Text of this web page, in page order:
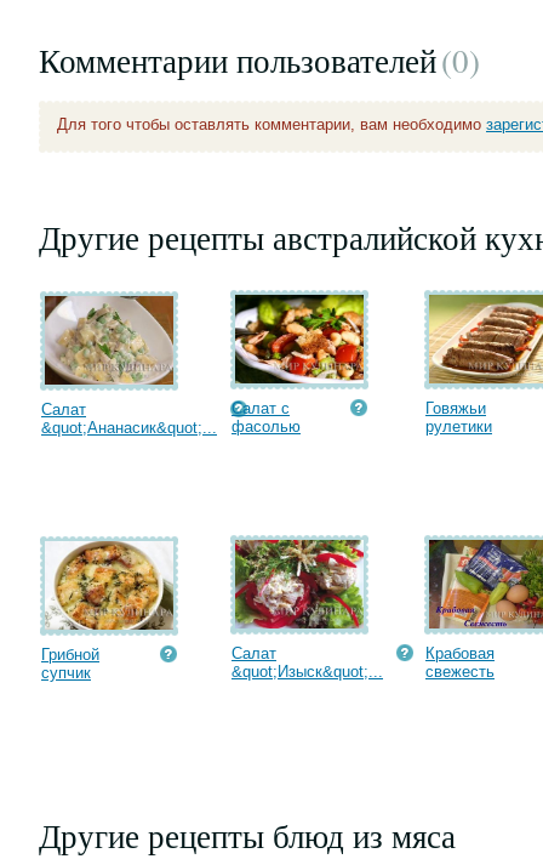
Комментарии пользователей(0)
Для того чтобы оставлять комментарии, вам необходимо
Другие рецепты австралийской
Салат
&quot;Ананасик&quot;...
Салат с
фасолью
Говяжьи
рулетики
Грибной
супчик
Салат
&quot;Изыск&quot;...
Крабовая
cвежесть
Другие рецепты блюд из мяса